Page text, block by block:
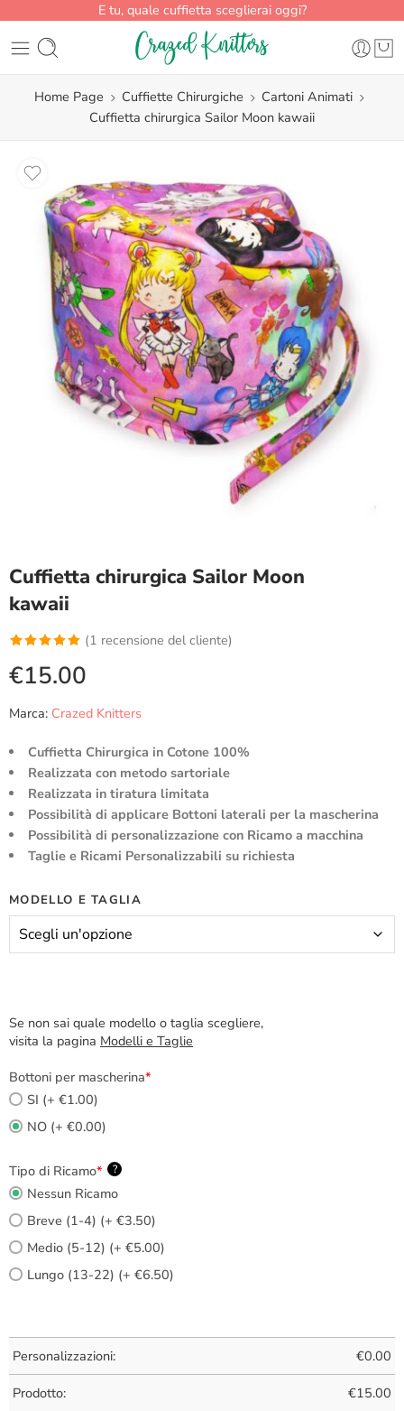
E tu, quale cuffietta sceglierai oggi?
Home Page Cuffiette Chirurgiche
Cartoni Animati
Cuffietta chirurgica Sailor Moon kawaii
Cuffietta chirurgica Sailor Moon
kawaii
Valutato
5.00 su 5
su base di
1
(1 recensione del cliente)
€15.00
Marca: Crazed Knitters
Cuffietta Chirurgica in Cotone 100%
Realizzata con metodo sartoriale
Realizzata in tiratura limitata
Possibilità di applicare Bottoni laterali per la mascherina
Possibilità di personalizzazione con Ricamo a macchina
Taglie e Ricami Personalizzabili su richiesta
MODELLO E TAGLIA
Se non sai quale modello o taglia scegliere,
visita la pagina Modelli e Taglie
Bottoni per mascherina*
SI (+ €1.00)
NO (+ €0.00)
Tipo di Ricamo* ?
Nessun Ricamo
Breve (1-4) (+ €3.50)
Medio (5-12) (+ €5.00)
Lungo (13-22) (+ €6.50)
Personalizzazioni: €0.00
Prodotto: €15.00